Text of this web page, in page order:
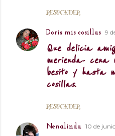
RESPONDER
Doris mis cosillas 9
Que delicia
merienda- cena
besito y hasta
cosillas.
RESPONDER
Nenalinda 10 de